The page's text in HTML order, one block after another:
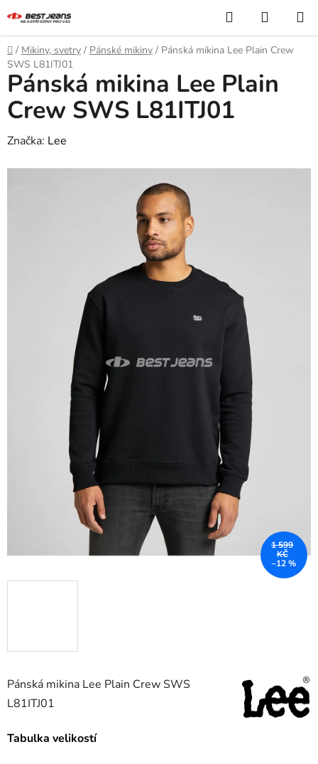
na
obsah
Hledat
KOŠÍK
Domů
/ Mikiny, svetry / Pánské mikiny / Pánská mikina Lee Plain Crew
SWS L81ITJ01
Pánská mikina Lee Plain Crew SWS
L81ITJ01
Tabulka velikostí
Pánská mikina Lee Plain
Crew SWS L81ITJ01
Značka: Lee
1 599
KČ
–12 %